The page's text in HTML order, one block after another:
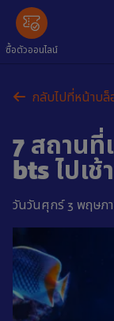
ข้าม
ข้อมูล
ซื้อตัวออนไลน์
กลับไปที่หน้าบล็
7 สถานที่
bts ไปเ
วันวันศุกร์ 3 พฤษภ